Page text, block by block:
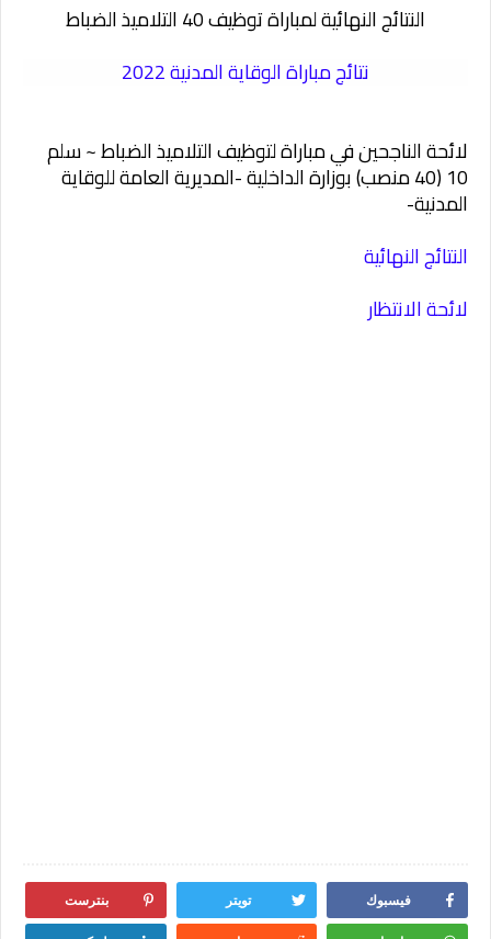
النتائج النهائية لمباراة توظيف 40 التلاميذ الضباط
نتائج مباراة الوقاية المدنية 2022
لائحة الناجحين في مباراة لتوظيف التلاميذ الضباط ~ سلم
10 (40 منصب) بوزارة الداخلية -المديرية العامة للوقاية
المدنية-
النتائج النهائية
لائحة الانتظار
فيسبوك تويتر بنترست